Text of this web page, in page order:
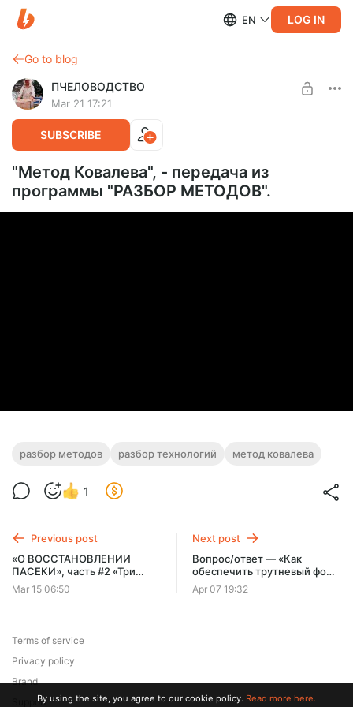
EN LOG IN
Go to blog
ПЧЕЛОВОДСТВО
Mar 21 17:21
SUBSCRIBE
"Метод Ковалева", - передача из
программы "РАЗБОР МЕТОДОВ".
разбор методов разбор технологий метод ковалева
1
Previous post
«О ВОССТАНОВЛЕНИИ
ПАСЕКИ», часть #2 «Три
момента восстановления
пасеки» — Передача
Mar 15 06:50
Next post
Вопрос/ответ — «Как
обеспечить трутневый фон
на пасеке для ранних
маток», — передача
Apr 07 19:32
Terms of service
Privacy policy
Brand
SupportBy using the site, you agree to our cookie policy. Read more here.